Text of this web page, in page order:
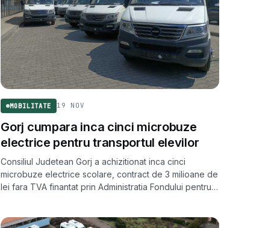
MOBILITATE 19 NOV
Gorj cumpara inca cinci microbuze
electrice pentru transportul elevilor
Consiliul Judetean Gorj a achizitionat inca cinci
microbuze electrice scolare, contract de 3 milioane de
lei fara TVA finantat prin Administratia Fondului pentru